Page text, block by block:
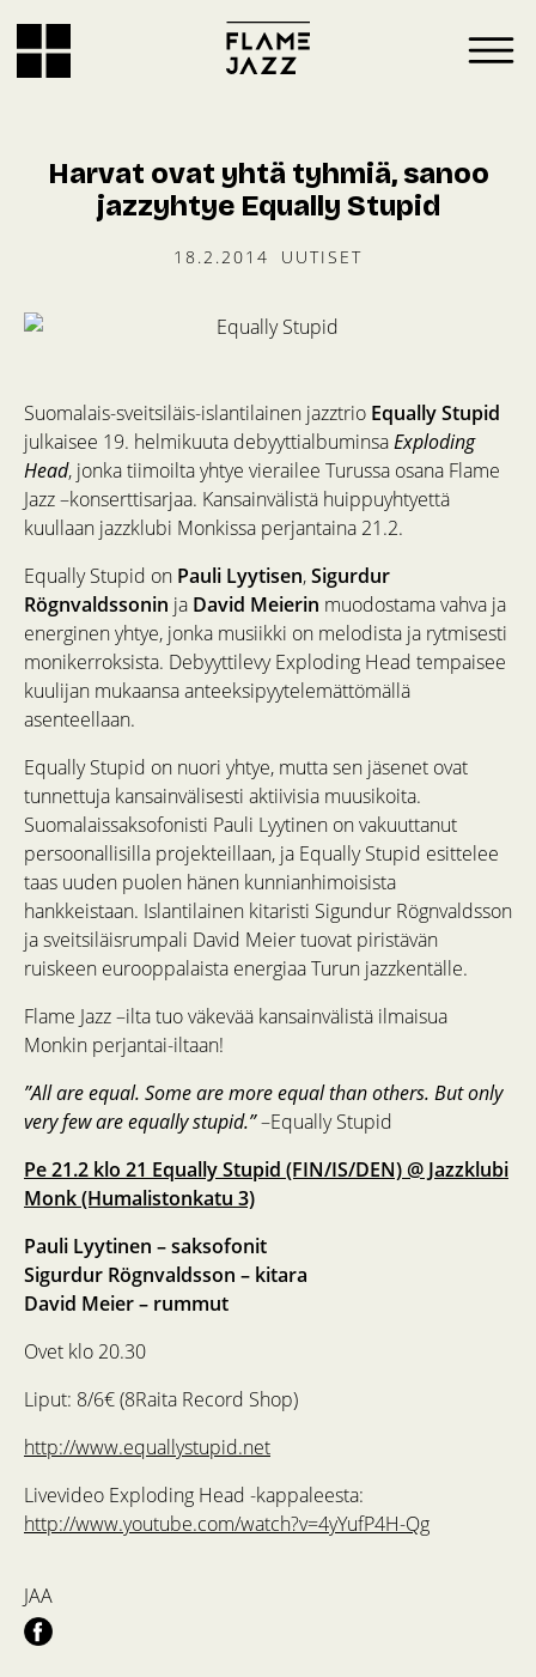
Harvat ovat yhtä tyhmiä, sanoo
jazzyhtye Equally Stupid
18.2.2014 UUTISET
Suomalais-sveitsiläis-islantilainen jazztrio Equally Stupid
julkaisee 19. helmikuuta debyyttialbuminsaExploding
Head, jonka tiimoilta yhtye vierailee Turussa osana Flame
Jazz –konserttisarjaa. Kansainvälistä huippuyhtyettä
kuullaan jazzklubi Monkissa perjantaina 21.2.
Equally Stupid on Pauli Lyytisen,Sigurdur
Rögnvaldssonin ja David Meierin muodostama vahva ja
energinen yhtye, jonka musiikki on melodista ja rytmisesti
monikerroksista. Debyyttilevy Exploding Head tempaisee
kuulijan mukaansa anteeksipyytelemättömällä
asenteellaan.
Equally Stupid on nuori yhtye, mutta sen jäsenet ovat
tunnettuja kansainvälisesti aktiivisia muusikoita.
Suomalaissaksofonisti Pauli Lyytinen on vakuuttanut
persoonallisilla projekteillaan, ja Equally Stupid esittelee
taas uuden puolen hänen kunnianhimoisista
hankkeistaan. Islantilainen kitaristi Sigundur Rögnvaldsson
ja sveitsiläisrumpali David Meier tuovat piristävän
ruiskeen eurooppalaista energiaa Turun jazzkentälle.
Flame Jazz –ilta tuo väkevää kansainvälistä ilmaisua
Monkin perjantai-iltaan!
”All are equal. Some are more equal than others. But only
very few are equally stupid.”–Equally Stupid
Pe 21.2 klo 21 Equally Stupid (FIN/IS/DEN) @ Jazzklubi
Monk (Humalistonkatu 3)
Pauli Lyytinen – saksofonit
Sigurdur Rögnvaldsson – kitara
David Meier – rummut
Ovet klo 20.30
Liput: 8/6€ (8Raita Record Shop)
http://www.equallystupid.net
Livevideo Exploding Head -kappaleesta:
http://www.youtube.com/watch?v=4yYufP4H-Qg
JAA